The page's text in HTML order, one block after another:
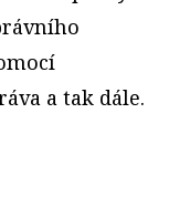
a tak dále.